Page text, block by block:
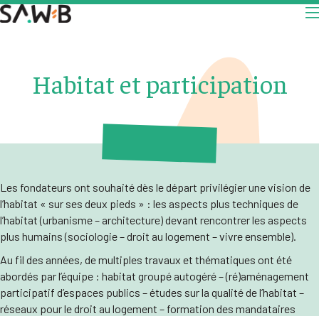
Habitat et participation
Les fondateurs ont souhaité dès le départ privilégier une vision de
l’habitat « sur ses deux pieds » : les aspects plus techniques de
l’habitat (urbanisme – architecture) devant rencontrer les aspects
plus humains (sociologie – droit au logement – vivre ensemble).
Au fil des années, de multiples travaux et thématiques ont été
abordés par l’équipe : habitat groupé autogéré – (ré)aménagement
participatif d’espaces publics – études sur la qualité de l’habitat –
réseaux pour le droit au logement – formation des mandataires